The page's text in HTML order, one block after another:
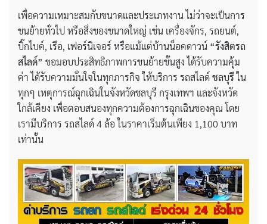
เพื่อความเหมาะสมกับขนาดและประเภทงาน ไม่ว่าจะเป็นการ
ขนย้ายทั่วไป หรือสิ่งของขนาดใหญ่ เช่น เครื่องจักร, รถยนต์,
บิ๊กไบค์, เรือ, เฟอร์นิเจอร์ หรือแม้แต่บ้านน็อคดาวน์ “รังสิตรถ
สไลด์” ขอมอบประสิทธิภาพการขนย้ายขั้นสูง ได้รับความคุ้ม
ค่า ได้รับความมั่นใจในทุกภารกิจ ให้บริการ รถสไลด์ชลบุรีใน
ทุกๆ เหตุการณ์ฉุกเฉินในจังหวัดชลบุรี กรุงเทพฯ และจังหวัด
ใกล้เคียง เพื่อตอบสนองทุกความต้องการฉุกเฉินของคุณ โดย
เรามีบริการ รถสไลด์ 4 ล้อ ในราคาเริ่มต้นเพียง 1,100 บาท
เท่านั้น